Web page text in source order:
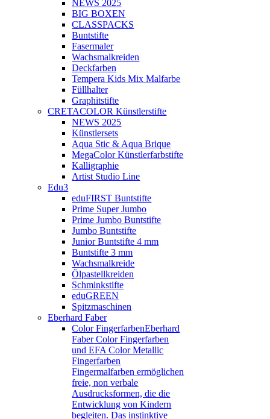
NEWS 2025
BIG BOXEN
CLASSPACKS
Buntstifte
Fasermaler
Wachsmalkreiden
Deckfarben
Tempera Kids Mix Malfarbe
Füllhalter
Graphitstifte
CRETACOLOR Künstlerstifte
NEWS 2025
Künstlersets
Aqua Stic & Aqua Brique
MegaColor Künstlerfarbstifte
Kalligraphie
Artist Studio Line
Edu3
eduFIRST Buntstifte
Prime Super Jumbo
Prime Jumbo Buntstifte
Jumbo Buntstifte
Junior Buntstifte 4 mm
Buntstifte 3 mm
Wachsmalkreide
Ölpastellkreiden
Schminkstifte
eduGREEN
Spitzmaschinen
Eberhard Faber
Color FingerfarbenEberhard
Faber Color Fingerfarben
und EFA Color Metallic
Fingerfarben
Fingermalfarben ermöglichen
freie, non verbale
Ausdrucksformen, die die
Entwicklung von Kindern
begleiten. Das instinktive